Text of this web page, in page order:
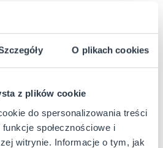
O plikach cookies
z plików cookie
do spersonalizowania treści
społecznościowe i
witrynie. Informacje o tym, jak
sieci handlowe
by skuteczniej
sprzedaż
handlowe
by skuteczniej